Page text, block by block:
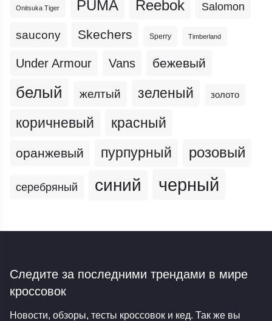
Onitsuka Tiger PUMA Reebok Salomon
saucony Skechers Sperry Timberland
Under Armour Vans бежевый
белый желтый зеленый золото
коричневый красный
оранжевый пурпурный розовый
серебряный синий черный
Следите за последними трендами в мире
кроссовок
Новости, обзоры, тесты кроссовок и кед. Так же вы